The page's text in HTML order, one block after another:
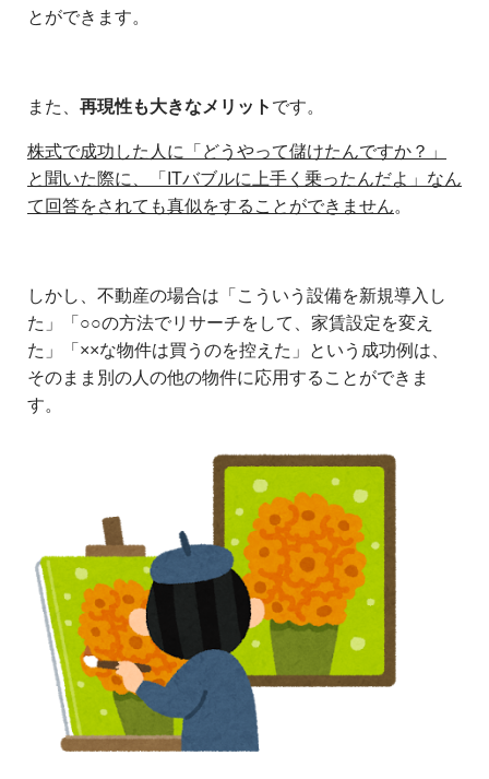
とができます。
また、 再現性も大きなメリット です。
株式で成功した人に「どうやって儲けたんですか？」
と聞いた際に、「ITバブルに上手く乗ったんだよ」なん
て回答をされても真似をすることができません。
しかし、不動産の場合は「こういう設備を新規導入し
た」「○○の方法でリサーチをして、家賃設定を変え
た」「××な物件は買うのを控えた」という成功例は、
そのまま別の人の他の物件に応用することができま
す。